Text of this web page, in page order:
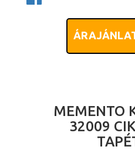
MEMENTO
32009